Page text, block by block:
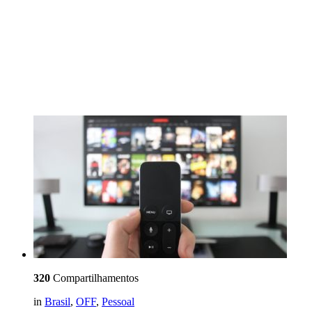
320 Compartilhamentos
in Brasil, OFF, Pessoal